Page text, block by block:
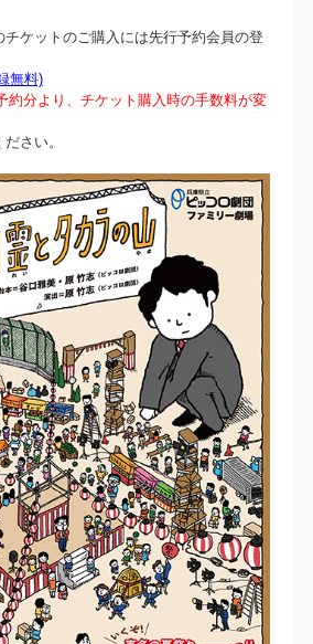
ケットのご購入には先行予約会員の登
無料)
約分より、チケット購入時の手数料が変
さい。